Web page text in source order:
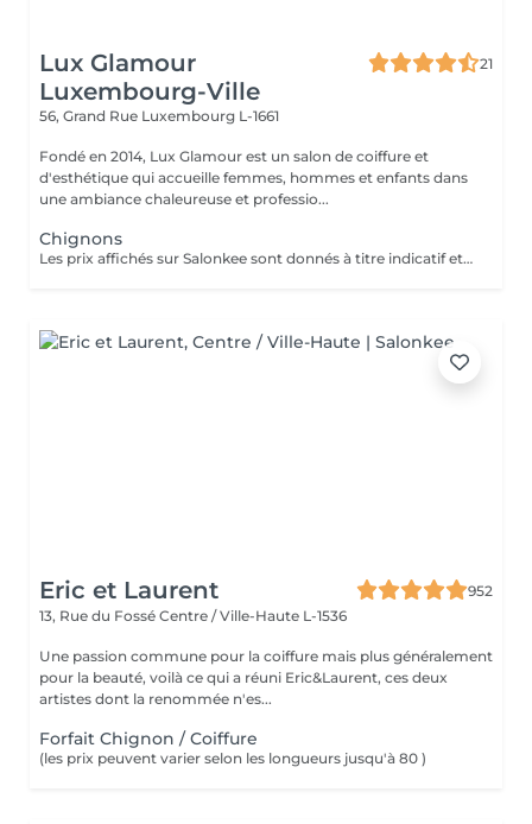
Lux Glamour
Luxembourg-Ville
21
56, Grand Rue Luxembourg L-1661
Fondé en 2014, Lux Glamour est un salon de coiffure et
d'esthétique qui accueille femmes, hommes et enfants dans
une ambiance chaleureuse et professio...
Chignons
Les prix affichés sur Salonkee sont donnés à titre indicatif et représentent les tarifs de base. Ceux-ci peuvent varier en fonction du diagnostic effectué lors de votre arrivée au salon et de l'expertise du professionnel à qui vous confiez vos soins de beauté. Dans tout les cas, un devis détaillé vous sera proposé et toute prestation sera réalisée avec votre accord. Merci de votre confiance.
Eric et Laurent
952
13, Rue du Fossé Centre / Ville-Haute L-1536
Une passion commune pour la coiffure mais plus généralement
pour la beauté, voilà ce qui a réuni Eric&Laurent, ces deux
artistes dont la renommée n'es...
Forfait Chignon / Coiffure
(les prix peuvent varier selon les longueurs jusqu'à 80 )